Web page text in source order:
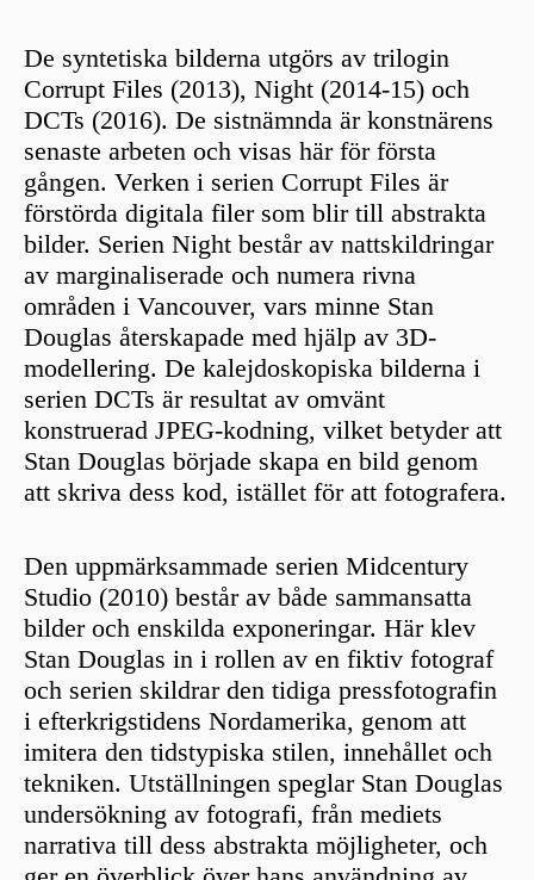
De syntetiska bilderna utgörs av trilogin
Corrupt Files (2013), Night (2014-15) och
DCTs (2016). De sistnämnda är konstnärens
senaste arbeten och visas här för första
gången. Verken i serien Corrupt Files är
förstörda digitala filer som blir till abstrakta
bilder. Serien Night består av nattskildringar
av marginaliserade och numera rivna
områden i Vancouver, vars minne Stan
Douglas återskapade med hjälp av 3D-
modellering. De kalejdoskopiska bilderna i
serien DCTs är resultat av omvänt
konstruerad JPEG-kodning, vilket betyder att
Stan Douglas började skapa en bild genom
att skriva dess kod, istället för att fotografera.
Den uppmärksammade serien Midcentury
Studio (2010) består av både sammansatta
bilder och enskilda exponeringar. Här klev
Stan Douglas in i rollen av en fiktiv fotograf
och serien skildrar den tidiga pressfotografin
i efterkrigstidens Nordamerika, genom att
imitera den tidstypiska stilen, innehållet och
tekniken. Utställningen speglar Stan Douglas
undersökning av fotografi, från mediets
narrativa till dess abstrakta möjligheter, och